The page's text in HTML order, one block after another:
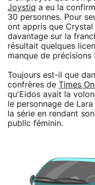
Joystiq a eu la
30 personnes. Pour
ont appris que
davantage sur la
résultait quelques
manque de précisions !
Toujours est-il que
confrères de Times
qu'Eidos avait la
le personnage de
la série en rendant
public féminin.